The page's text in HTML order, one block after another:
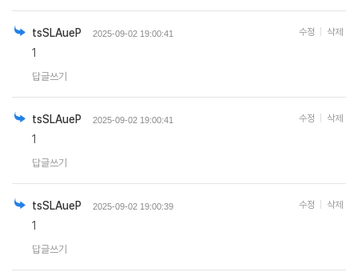
tsSLAueP 2025-09-02 19:00:41
1
답글쓰기
수정 삭제
tsSLAueP 2025-09-02 19:00:41
1
답글쓰기
수정 삭제
tsSLAueP 2025-09-02 19:00:39
1
답글쓰기
수정 삭제